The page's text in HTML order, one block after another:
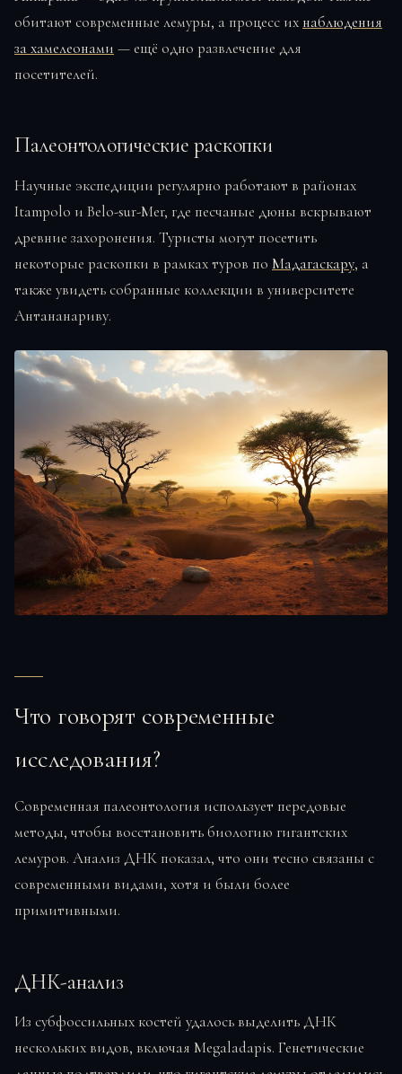
обитают современные лемуры, а процесс их наблюдения
за хамелеонами — ещё одно развлечение для
посетителей.
Палеонтологические раскопки
Научные экспедиции регулярно работают в районах
Itampolo и Belo-sur-Mer, где песчаные дюны вскрывают
древние захоронения. Туристы могут посетить
некоторые раскопки в рамках туров по Мадагаскару, а
также увидеть собранные коллекции в университете
Антананариву.
Что говорят современные
исследования?
Современная палеонтология использует передовые
методы, чтобы восстановить биологию гигантских
лемуров. Анализ ДНК показал, что они тесно связаны с
современными видами, хотя и были более
примитивными.
ДНК-анализ
Из субфоссильных костей удалось выделить ДНК
нескольких видов, включая Megaladapis. Генетические